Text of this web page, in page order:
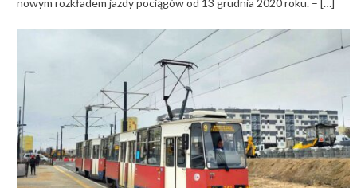
nowym rozkładem jazdy pociągów od 13 grudnia 2020 roku. – […]